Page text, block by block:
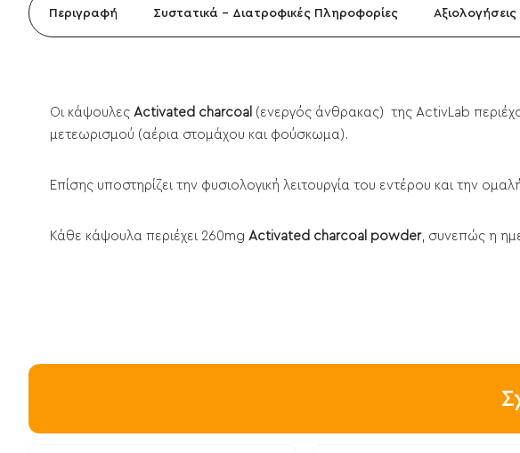
Περιγραφή Συστατικά - Διατροφικές Πληροφορίες Αξιολογήσεις
Οι κάψουλες Activated charcoal (ενεργός άνθρακας) της ActivLab
μετεωρισμού (αέρια στομάχου και φούσκωμα).
Επίσης υποστηρίζει την φυσιολογική λειτουργία του εντέρου και την
Κάθε κάψουλα περιέχει 260mg Activated charcoal powder, συνεπώς η